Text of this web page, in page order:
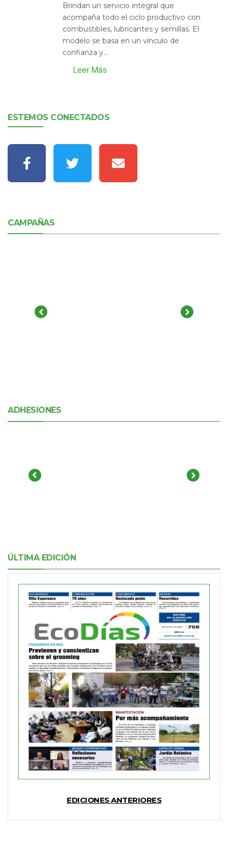
Brindan un servicio integral que
acompaña todo el ciclo productivo con
combustibles, lubricantes y semillas. El
modelo se basa en un vínculo de
confianza y...
Leer Más
ESTEMOS CONECTADOS
CAMPAÑAS
ADHESIONES
ÚLTIMA EDICIÓN
EDICIONES ANTERIORES